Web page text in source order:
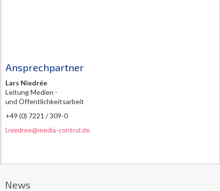
Ansprechpartner
Lars Niedrée
Leitung Medien -
und Öffentlichkeitsarbeit
+49 (0) 7221 / 309-0
l.niedree@media-control.de
News